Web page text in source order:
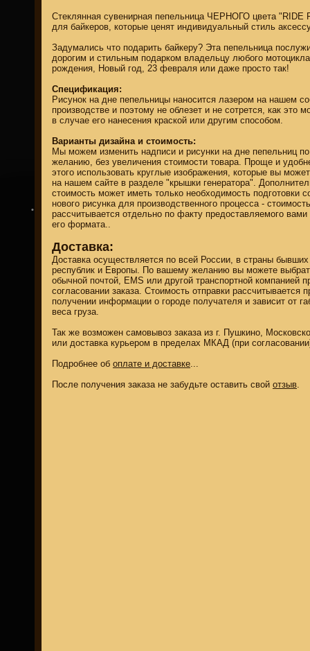
Стеклянная сувенирная пепельница ЧЕРНОГО цвета "RIDE
для байкеров, которые ценят индивидуальный стиль
Задумались что подарить байкеру? Эта пепельница
дорогим и стильным подарком владельцу любого
рождения, Новый год, 23 февраля или даже просто так!
Спецификация:
Рисунок на дне пепельницы наносится лазером на нашем
производстве и поэтому не облезет и не сотрется, как это
в случае его нанесения краской или другим способом.
Варианты дизайна и стоимость:
Мы можем изменить надписи и рисунки на дне пепельниц
желанию, без увеличения стоимости товара. Проще и
этого использовать круглые изображения, которые вы
на нашем сайте в разделе "крышки генератора".
стоимость может иметь только необходимость подготовки
нового рисунка для производственного процесса - стоимость
рассчитывается отдельно по факту предоставляемого вами
его формата..
Доставка:
Доставка осуществляется по всей России, в страны
республик и Европы. По вашему желанию вы можете
обычной почтой, EMS или другой транспортной компанией
согласовании заказа. Стоимость отправки рассчитывается
получении информации о городе получателя и зависит от
веса груза.
Так же возможен самовывоз заказа из г. Пушкино,
или доставка курьером в пределах МКАД (при
Подробнее об оплате и доставке...
После получения заказа не забудьте оставить свой отзыв.
property of
КАТАЛОГ МОТОЗАПЧАСТЕЙ И ТЮНИНГА